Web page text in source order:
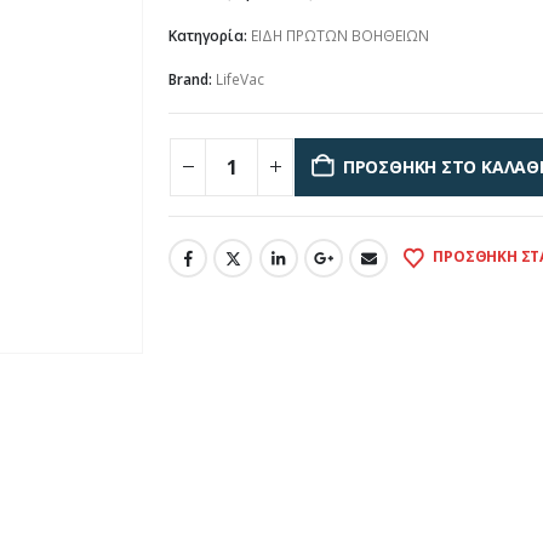
Κατηγορία: ΕΙΔΗ ΠΡΩΤΩΝ ΒΟΗΘΕΙΩΝ
Brand: LifeVac
ΠΡΟΣΘΉΚΗ ΣΤΟ ΚΑΛΆΘΙ
ΠΡΟΣΘΉΚΗ